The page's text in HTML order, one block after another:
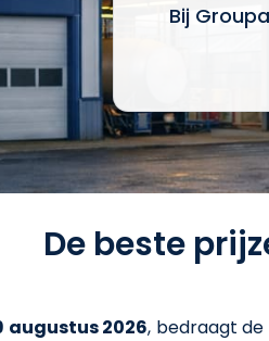
Bij
De beste
augustus 2026, bedraagt de